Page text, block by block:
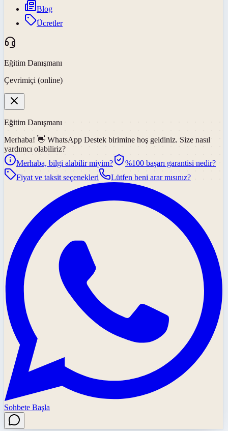
Blog
Ücretler
Eğitim Danışmanı
Çevrimiçi (online)
Eğitim Danışmanı
Merhaba! 👋 WhatsApp Destek birimine hoş geldiniz. Size nasıl
yardımcı olabiliriz?
Merhaba, bilgi alabilir miyim?
%100 başarı garantisi nedir?
Fiyat ve taksit seçenekleri
Lütfen beni arar mısınız?
Sohbete Başla